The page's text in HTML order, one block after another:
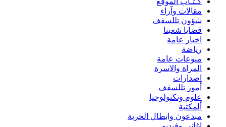
مقالات وآراء
شؤون تللسقف
قضايا شعبنا
اخبار عامة
رياضة
منوعات عامة
المراة والاسرة
اصدارات
أمور تللسقف
علوم وتكنولوجيا
ألمكتبة
مبدعون وابطال الحرية